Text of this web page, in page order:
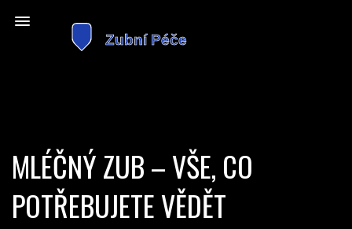
MLÉČNÝ ZUB – VŠE, CO
POTŘEBUJETE VĚDĚT